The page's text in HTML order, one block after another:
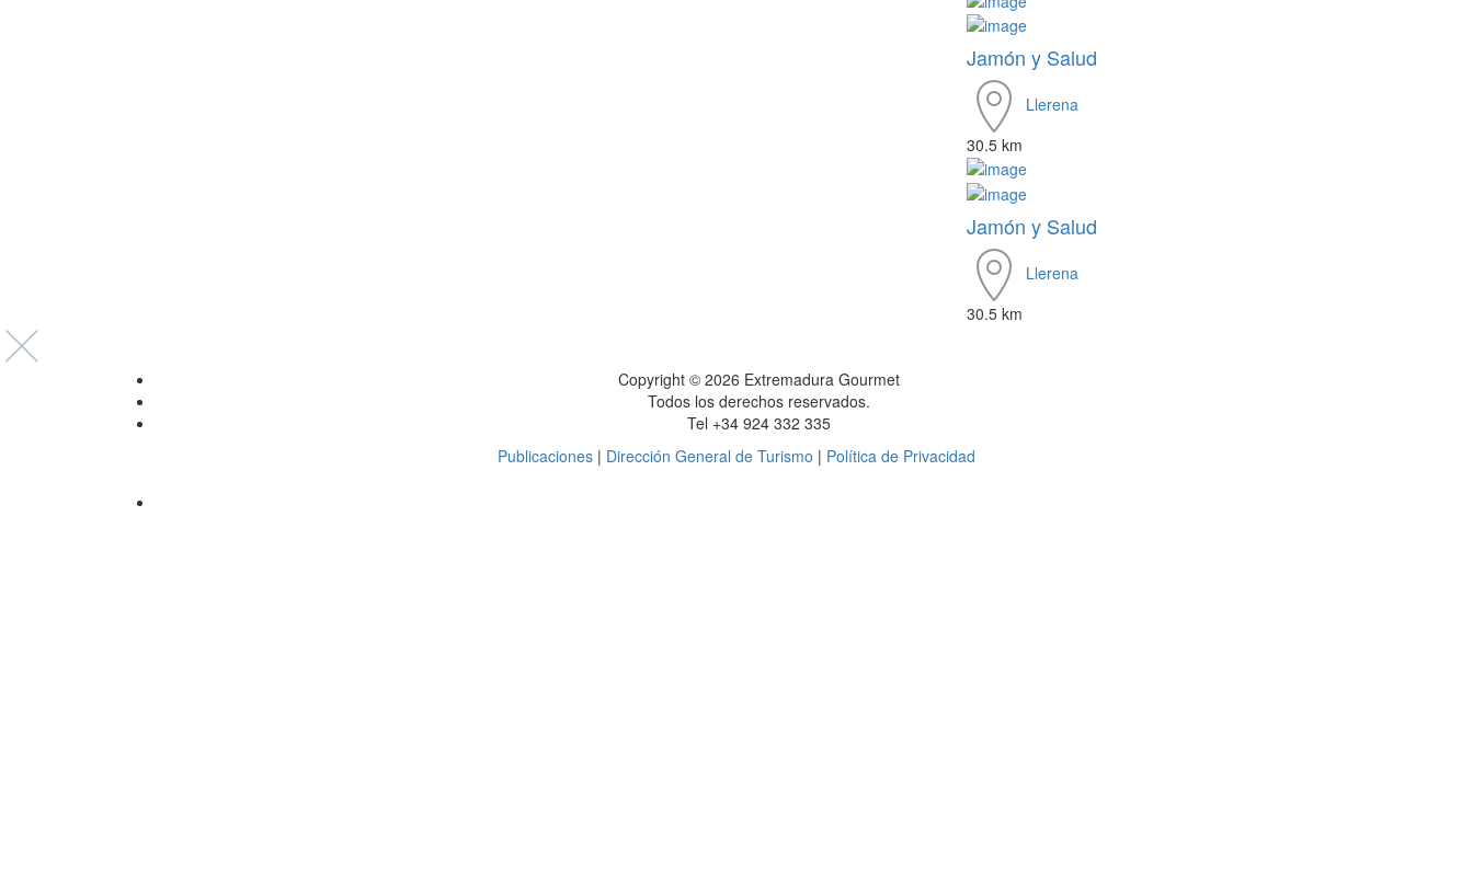
Jamón y Salud
Llerena
30.5 km
Jamón y Salud
Llerena
30.5 km
Copyright © 2026 Extremadura Gourmet
Todos los derechos reservados.
Tel +34 924 332 335
Publicaciones | Dirección General de Turismo | Política de Privacidad